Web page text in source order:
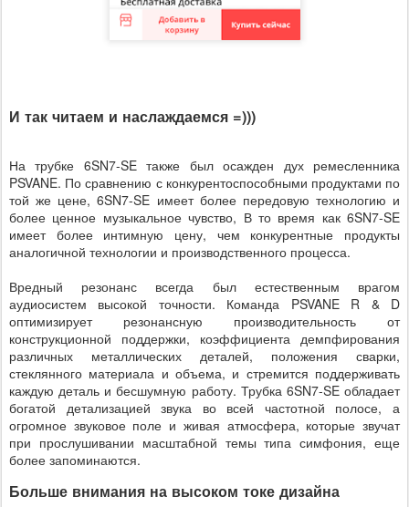
И так читаем и наслаждаемся =)))
На трубке 6SN7-SE также был осажден дух ремесленника
PSVANE. По сравнению с конкурентоспособными продуктами по
той же цене, 6SN7-SE имеет более передовую технологию и
более ценное музыкальное чувство, В то время как 6SN7-SE
имеет более интимную цену, чем конкурентные продукты
аналогичной технологии и производственного процесса.
Вредный резонанс всегда был естественным врагом
аудиосистем высокой точности. Команда PSVANE R & D
оптимизирует резонансную производительность от
конструкционной поддержки, коэффициента демпфирования
различных металлических деталей, положения сварки,
стеклянного материала и объема, и стремится поддерживать
каждую деталь и бесшумную работу. Трубка 6SN7-SE обладает
богатой детализацией звука во всей частотной полосе, а
огромное звуковое поле и живая атмосфера, которые звучат
при прослушивании масштабной темы типа симфония, еще
более запоминаются.
Больше внимания на высоком токе дизайна